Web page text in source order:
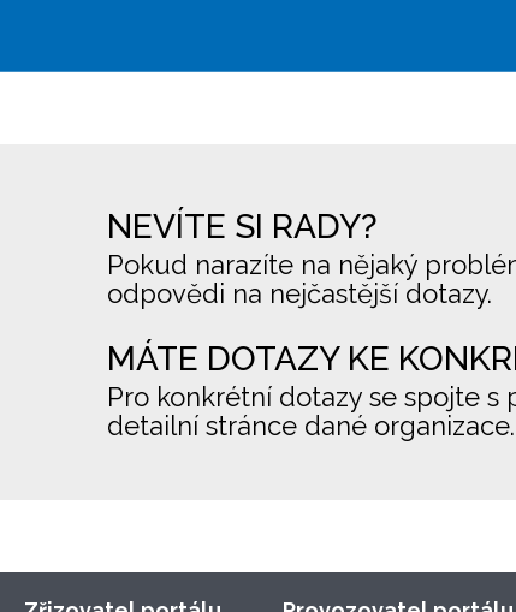
NEVÍTE SI RADY?
Pokud narazíte na nějaký
odpovědi na nejčastější dotazy.
MÁTE DOTAZY KE
Pro konkrétní dotazy se spojte
detailní stránce dané organizace.